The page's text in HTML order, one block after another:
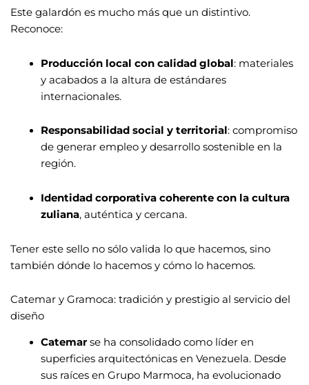
Este galardón es mucho más que un distintivo.
Reconoce:
Producción local con calidad global: materiales
y acabados a la altura de estándares
internacionales.
Responsabilidad social y territorial : compromiso
de generar empleo y desarrollo sostenible en la
región.
Identidad corporativa coherente con la cultura
zuliana, auténtica y cercana.
Tener este sello no sólo valida lo que hacemos, sino
también dónde lo hacemos y cómo lo hacemos.
Catemar y Gramoca: tradición y prestigio al servicio del
diseño
Catemarse ha consolidado como líder en
superficies arquitectónicas en Venezuela. Desde
sus raíces en Grupo Marmoca, ha evolucionado